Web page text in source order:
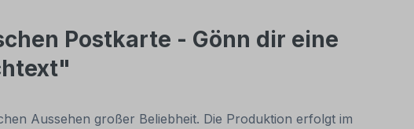
Postkarte - Gönn dir eine
Aussehen großer Beliebheit. Die Produktion erfolgt im